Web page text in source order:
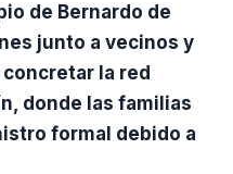
de Bernardo de
junto a vecinos y
la red
donde las familias
formal debido a